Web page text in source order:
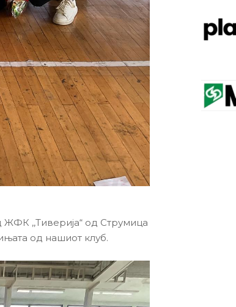
,,Тиверија“ од Струмица
од нашиот клуб.